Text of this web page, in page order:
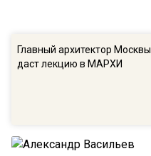
Главный архитектор Москвы
даст лекцию в МАРХИ